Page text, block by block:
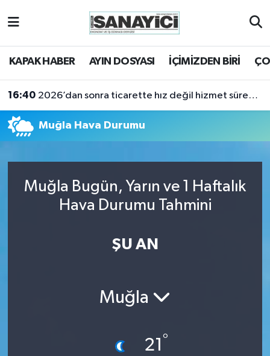
KAPAK HABER AYIN DOSYASI İÇİMİZDEN BİRİ
16:40 2026’dan sonra ticarette hız değil hizmet sürekliliği öne çıkacak
Muğla Hava Durumu
Muğla Bugün, Yarın ve 1 Haftalık
Hava Durumu Tahmini
ŞU AN
Muğla
21 °
Tekirdağ Nöbetçi Eczaneler
Tüm Manşetler